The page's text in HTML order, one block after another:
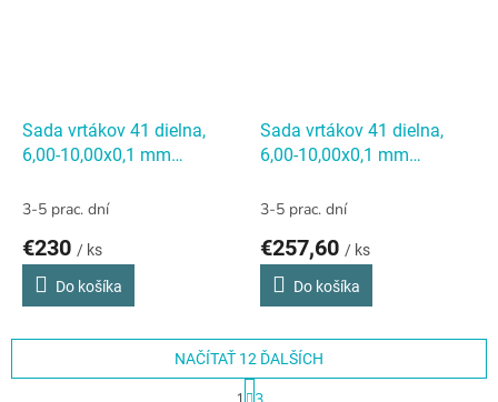
Sada vrtákov 41 dielna,
6,00-10,00x0,1 mm
Sada vrtákov 41 dielna,
S338RCZ004HSSCo5, kov
3-5 prac. dní
€230 / ks
Do košíka
Sada vrtákov 41 dielna,
6,00-10,00x0,1 mm
plastSada vrtákov 41
S338RCZ004HSSCo5,
plast
3-5 prac. dní
€257,60 / ks
Do košíka
NAČÍTAŤ 12 ĎALŠÍCH